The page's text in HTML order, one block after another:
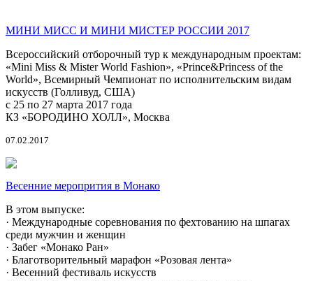
МИНИ МИСС И МИНИ МИСТЕР РОССИИ 2017
Всероссийский отборочный тур к международным проектам:
«Mini Miss & Mister World Fashion», «Prince&Princess of the
World», Всемирный Чемпионат по исполнительским видам
искусств (Голливуд, США)
с 25 по 27 марта 2017 года
КЗ «БОРОДИНО ХОЛЛ», Москва
07.02.2017
Весенние меропрития в Монако
В этом выпуске:
· Международные соревнования по фехтованию на шпагах
среди мужчин и женщин
· Забег «Монако Ран»
· Благотворительный марафон «Розовая лента»
· Весенний фестиваль искусств